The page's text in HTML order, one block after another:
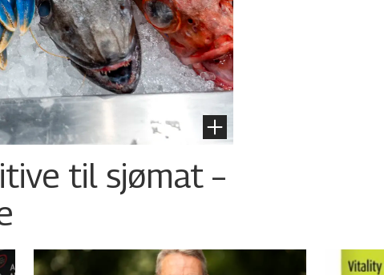
til sjømat –